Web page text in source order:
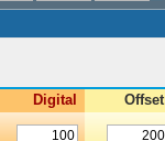
Digital Offset